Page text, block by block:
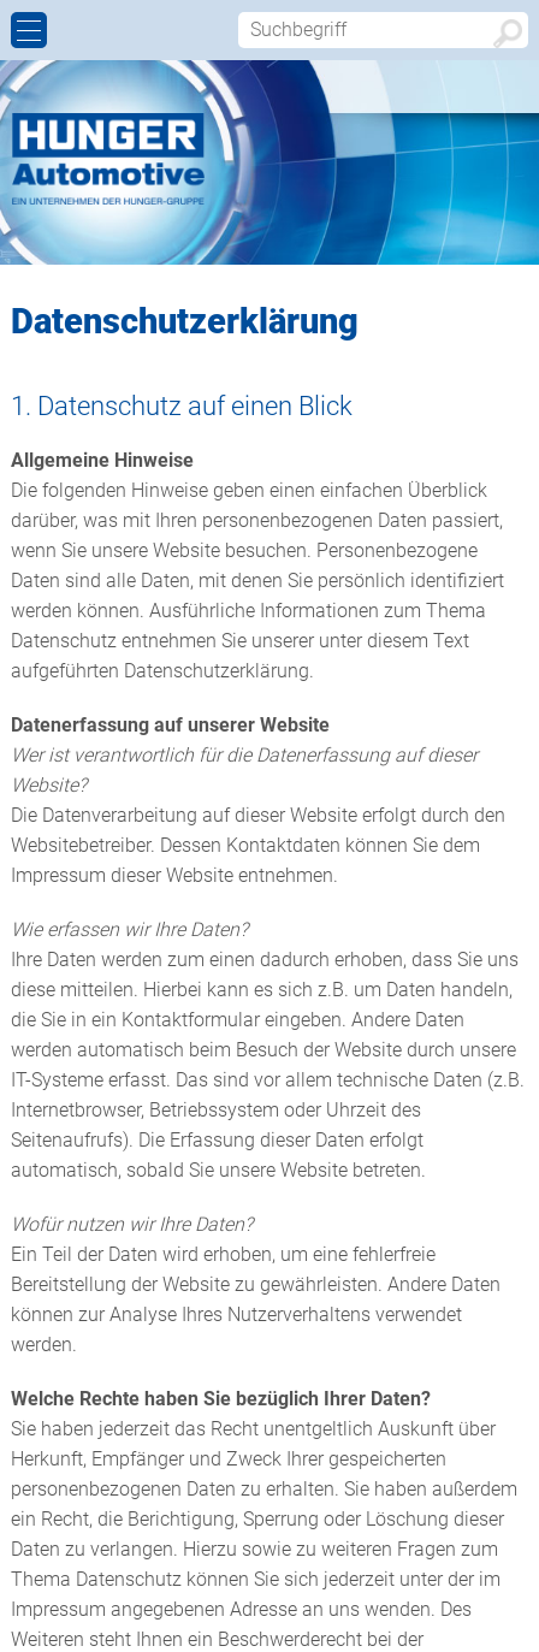
SATTELKUPPLUNG
ANHÄNGERKUPPLUNG
KÖNIGSZAPFEN
AUFTRAGSFERTIGUNG
ZERTIFIZIERUNG
FIRMENPROFIL
FIRMENGESCHICHTE
WALTER HUNGER
ANSPRECHPARTNER
KONTAKTFORMULAR
ANFAHRT
Datenschutzerklärung
1. Datenschutz auf einen Blick
Allgemeine Hinweise
Die folgenden Hinweise geben einen einfachen Überblick
darüber, was mit Ihren personenbezogenen Daten passiert,
wenn Sie unsere Website besuchen. Personenbezogene
Daten sind alle Daten, mit denen Sie persönlich identifiziert
werden können. Ausführliche Informationen zum Thema
Datenschutz entnehmen Sie unserer unter diesem Text
aufgeführten Datenschutzerklärung.
Datenerfassung auf unserer Website
Wer ist verantwortlich für die Datenerfassung auf dieser
Website?
Die Datenverarbeitung auf dieser Website erfolgt durch den
Websitebetreiber. Dessen Kontaktdaten können Sie dem
Impressum dieser Website entnehmen.
Wie erfassen wir Ihre Daten?
Ihre Daten werden zum einen dadurch erhoben, dass Sie uns
diese mitteilen. Hierbei kann es sich z.B. um Daten handeln,
die Sie in ein Kontaktformular eingeben. Andere Daten
werden automatisch beim Besuch der Website durch unsere
IT-Systeme erfasst. Das sind vor allem technische Daten (z.B.
Internetbrowser, Betriebssystem oder Uhrzeit des
Seitenaufrufs). Die Erfassung dieser Daten erfolgt
automatisch, sobald Sie unsere Website betreten.
Wofür nutzen wir Ihre Daten?
Ein Teil der Daten wird erhoben, um eine fehlerfreie
Bereitstellung der Website zu gewährleisten. Andere Daten
können zur Analyse Ihres Nutzerverhaltens verwendet
werden.
Welche Rechte haben Sie bezüglich Ihrer Daten?
Sie haben jederzeit das Recht unentgeltlich Auskunft über
Herkunft, Empfänger und Zweck Ihrer gespeicherten
personenbezogenen Daten zu erhalten. Sie haben außerdem
ein Recht, die Berichtigung, Sperrung oder Löschung dieser
Daten zu verlangen. Hierzu sowie zu weiteren Fragen zum
Thema Datenschutz können Sie sich jederzeit unter der im
Impressum angegebenen Adresse an uns wenden. Des
Weiteren steht Ihnen ein Beschwerderecht bei der